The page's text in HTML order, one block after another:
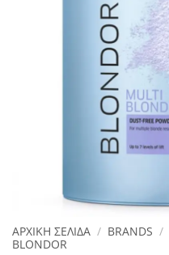
ΑΡΧΙΚΉ ΣΕΛΊΔΑ / BRANDS /
BLONDOR